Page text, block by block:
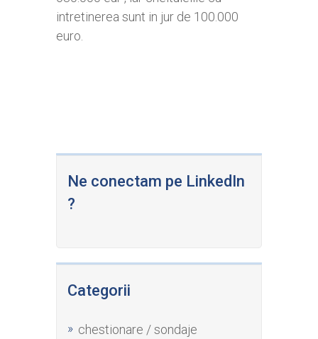
intretinerea sunt in jur de 100.000
euro.
Ne conectam pe LinkedIn
?
Categorii
chestionare / sondaje